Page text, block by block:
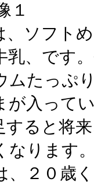
、ソフト
乳、です
ムたっぷ
が入って
すると将
なります
、２０歳